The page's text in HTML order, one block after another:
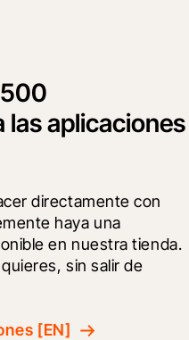
las aplicaciones
directamente con
haya una
en nuestra tienda.
sin salir de
[EN]